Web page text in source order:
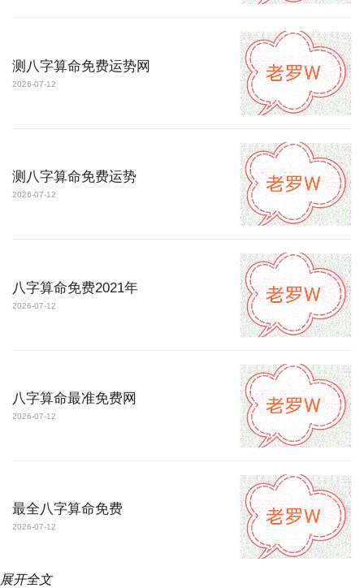
测八字算命免费运势网
2026-07-12
测八字算命免费运势
2026-07-12
八字算命免费2021年
2026-07-12
八字算命最准免费网
2026-07-12
最全八字算命免费
2026-07-12
展开全文